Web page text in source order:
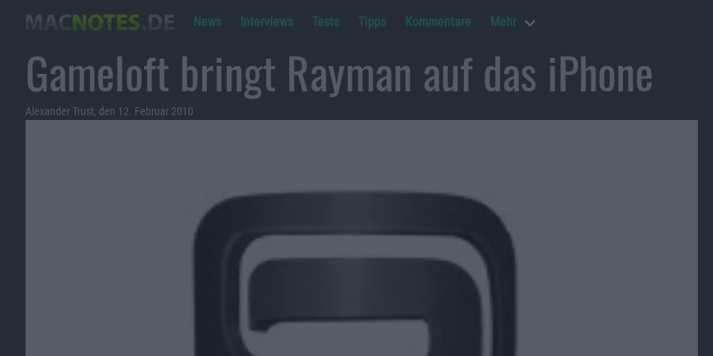
News Interviews Tests Tipps Kommentare Mehr
Gameloft bringt Rayman auf das iPhone
Alexander Trust, den 12. Februar 2010